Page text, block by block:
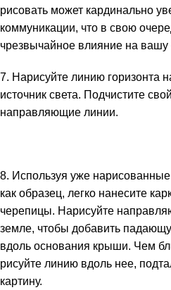
рисовать может кардинально
коммуникации, что в свою
чрезвычайное влияние на вашу
7. Нарисуйте линию горизонта
источник света. Подчистите
направляющие линии.
8. Используя уже
как образец, легко нанесите
черепицы. Нарисуйте
земле, чтобы добавить
вдоль основания крыши. Чем
рисуйте линию вдоль нее,
картину.